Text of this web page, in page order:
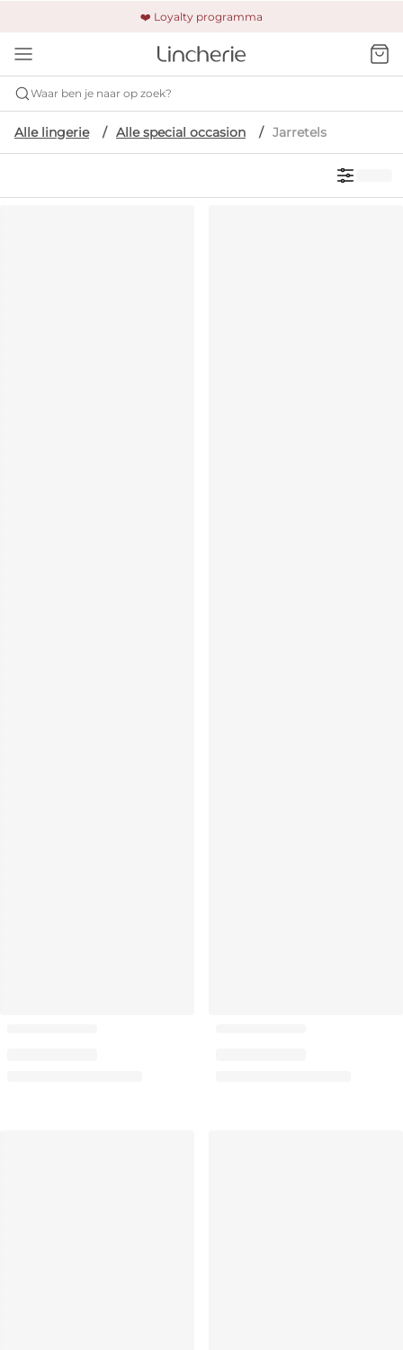
❤️ Loyalty programma
🚚 Gratis verzending & retour
🔒 Altijd veilig betalen
Waar ben je naar op zoek?
Alle lingerie Alle special occasion Jarretels